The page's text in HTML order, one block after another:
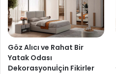
Göz Alıcı ve Rahat Bir
Yatak Odası
Dekorasyonuİçin Fikirler